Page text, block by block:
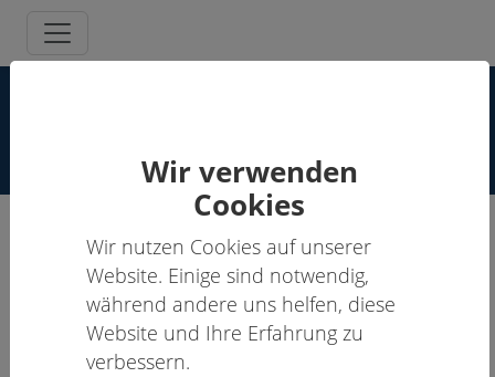
Wir verwenden
Cookies
Wir nutzen Cookies auf unserer
Website. Einige sind notwendig,
während andere uns helfen, diese
Website und Ihre Erfahrung zu
verbessern.
Dieter Schmucker, Dipl.-Psych.
Supervisor:in, Schmerzpsychotherapeut:in
Anschrift Kontakt